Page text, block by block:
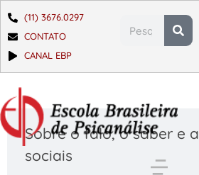
(11) 3676.0297
CONTATO
CANAL EBP
Sobre o falo, o saber e
sociais